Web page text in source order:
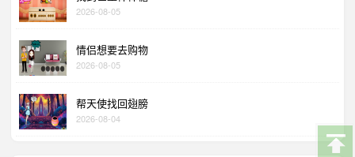
2026-08-05
情侣想要去购物
2026-08-05
帮天使找回翅膀
2026-08-04